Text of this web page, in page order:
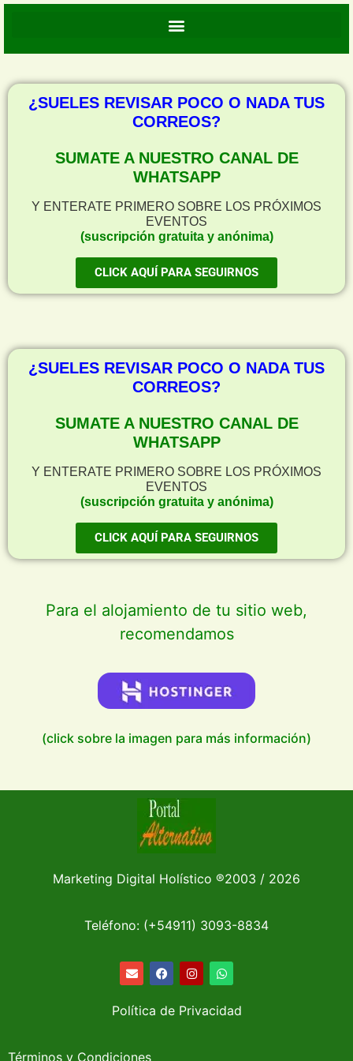
¿SUELES REVISAR POCO O NADA TUS
CORREOS?
SUMATE A NUESTRO CANAL DE
WHATSAPP
Y ENTERATE PRIMERO SOBRE LOS PRÓXIMOS
EVENTOS
(suscripción gratuita y anónima)
CLICK AQUÍ PARA SEGUIRNOS
¿SUELES REVISAR POCO O NADA TUS
CORREOS?
SUMATE A NUESTRO CANAL DE
WHATSAPP
Y ENTERATE PRIMERO SOBRE LOS PRÓXIMOS
EVENTOS
(suscripción gratuita y anónima)
CLICK AQUÍ PARA SEGUIRNOS
Para el alojamiento de tu sitio web,
recomendamos
(click sobre la imagen para más información)
Marketing Digital Holístico ®2003 / 2026
Teléfono: (+54911) 3093-8834
Política de Privacidad
Términos y Condiciones